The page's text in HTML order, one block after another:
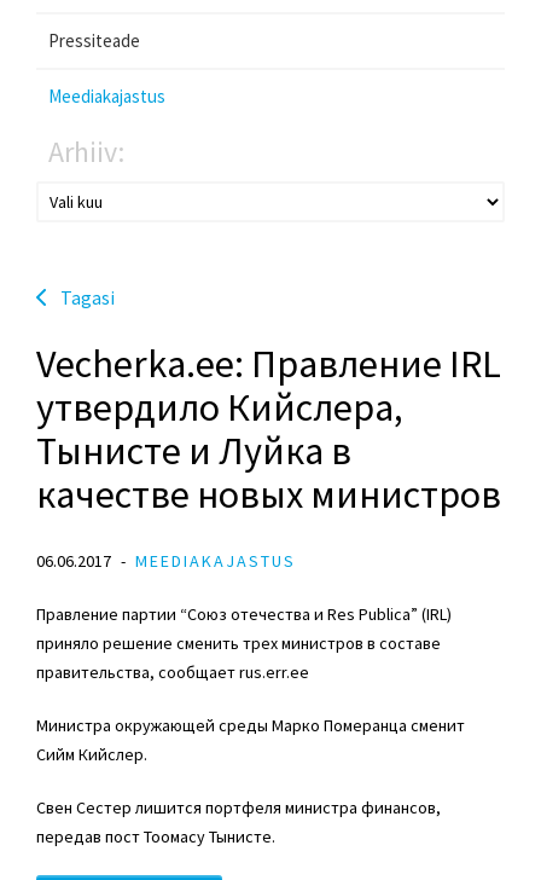
Pressiteade
Meediakajastus
Arhiiv:
Tagasi
Vecherka.ee: Правление IRL
утвердило Кийслера,
Тынисте и Луйка в
качестве новых министров
06.06.2017 MEEDIAKAJASTUS
Правление партии “Союз отечества и Res Publica” (IRL)
приняло решение сменить трех министров в составе
правительства, сообщает rus.err.ee
Министра окружающей среды Марко Померанца сменит
Сийм Кийслер.
Свен Сестер лишится портфеля министра финансов,
передав пост Тоомасу Тынисте.